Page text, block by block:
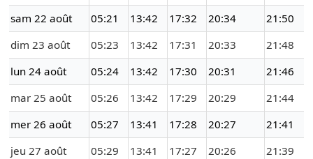
sam 22 août
05:21 13:42 17:32 20:34
21:50
dim 23 août
05:23 13:42 17:31 20:33
21:48
lun 24 août
05:24 13:42 17:30 20:31
21:46
mar 25 août
05:26 13:42 17:29 20:29
21:44
mer 26 août
05:27 13:41 17:28 20:27
21:41
jeu 27 août
05:29 13:41 17:27 20:26
21:39